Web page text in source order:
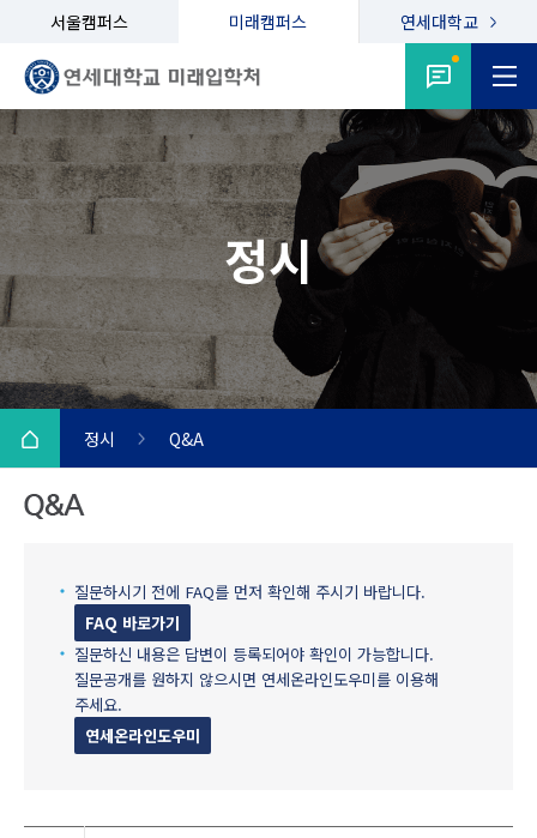
서울캠퍼스 미래캠퍼스 연세대학교
정시
정시 Q&A
질문하시기 전에 FAQ를 먼저 확인해 주시기 바랍니다.
FAQ 바로가기
질문하신 내용은 답변이 등록되어야 확인이 가능합니다.
질문공개를 원하지 않으시면 연세온라인도우미를 이용해
주세요.
연세온라인도우미